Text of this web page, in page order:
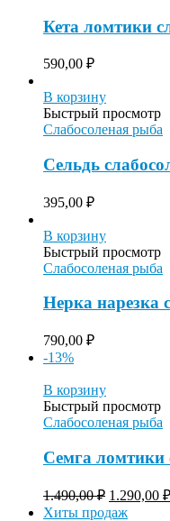
Кета ломтики
590,00 ₽
В корзину
Быстрый просмотр
Слабосоленая рыба
Сельдь
395,00 ₽
В корзину
Быстрый просмотр
Слабосоленая рыба
Нерка нарезка
790,00 ₽
-13%
В корзину
Быстрый просмотр
Слабосоленая рыба
Семга ломтики
1.490,00₽ 1.290,00 ₽
Хиты продаж